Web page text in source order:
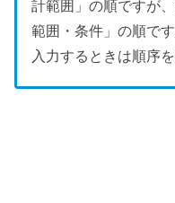
計範囲」の順ですが
範囲・条件」の順で
入力するときは順序